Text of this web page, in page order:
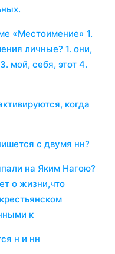
«Местоимение» 1.
личные? 1. они,
мой, себя, этот 4.
когда
с двумя нн?
на Яким Нагою?
о жизни,что
к
н и нн